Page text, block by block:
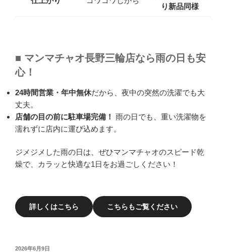
り新品同様
■ マンマチャオ長野三輪店なら雨の日も安
心！
24時間営業・年中無休だから、夜中の突然の洗濯でも大
丈夫。
店舗の目の前に駐車場完備！ 雨の日でも、重い洗濯物を
濡れずに店内に運び込めます。
ジメジメした雨の日は、ぜひマンマチャオのスピード乾
燥で、カラッと快適な1日をお過ごしください！
詳しくはこちら こちらもご覧ください
投
2026年6月9日